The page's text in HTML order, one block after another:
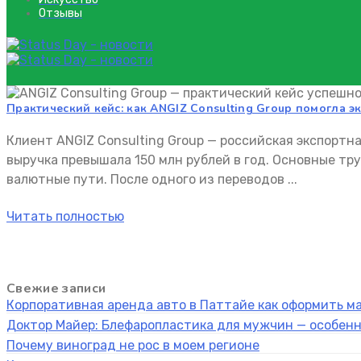
Отзывы
ANGIZ Consulting Group
Практический кейс: как ANGIZ Consulting Group помогла
Клиент ANGIZ Consulting Group — российская
выручка превышала 150 млн рублей в год. Основные
валютные пути. После одного из переводов ...
Читать полностью
Свежие записи
Корпоративная аренда авто в Паттайе как оформить
Доктор Майер: Блефаропластика для мужчин —
Почему виноград не рос в моем регионе